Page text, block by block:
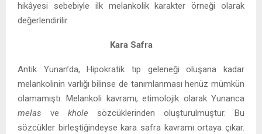
hikâyesi sebebiyle ilk melankolik karakter örneği olarak
değerlendirilir.
Kara Safra
Antik Yunan’da, Hipokratik tıp geleneği oluşana kadar
melankolinin varlığı bilinse de tanımlanması henüz mümkün
olamamıştı. Melankoli kavramı, etimolojik olarak Yunanca
melas ve khole sözcüklerinden oluşturulmuştur. Bu
sözcükler birleştiğindeyse kara safra kavramı ortaya çıkar.